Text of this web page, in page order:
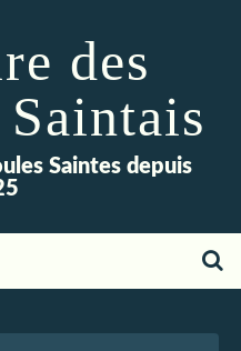
des
Saintes depuis